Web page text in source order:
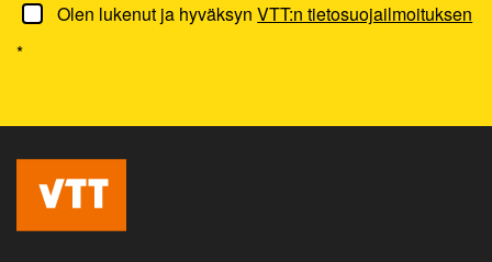
Olen lukenut ja hyväksynVTT:n tietosuojailmoituksen
*